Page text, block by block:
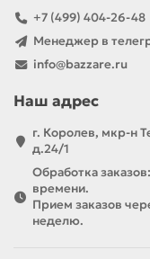
+7 (499) 404-26-48
Менеджер в
info@bazzare.ru
Наш адрес
г. Королев, мкр-н
д.24/1
Обработка
времени.
Прием заказов
неделю.